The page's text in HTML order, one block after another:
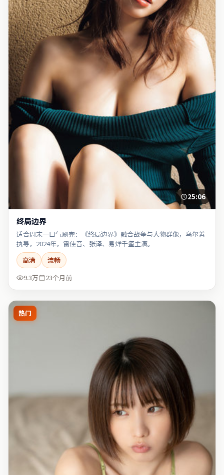
25:06
终局边界
适合周末一口气刷完：《终局边界》融合战争与人物群像，乌尔善
执导，2024年，雷佳音、张译、易烊千玺主演。
高清
流畅
9.3万
23个月前
热门